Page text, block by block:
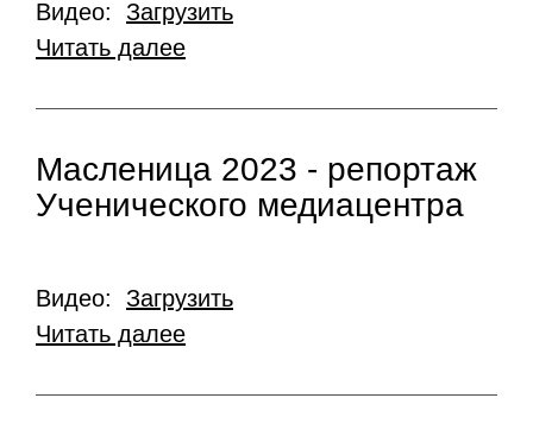
Видео: Загрузить
Читать далее
Масленица 2023 - репортаж
Ученического медиацентра
Видео: Загрузить
Читать далее